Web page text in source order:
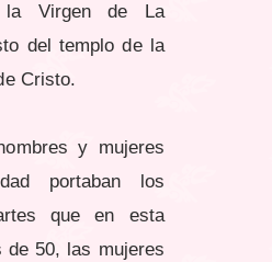
Virgen de La
del templo de la
Cristo.
y mujeres
portaban los
que en esta
de 50, las mujeres